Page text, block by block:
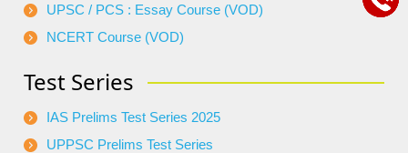
UPSC / PCS : Essay Course (VOD)
NCERT Course (VOD)
Test Series
IAS Prelims Test Series 2025
UPPSC Prelims Test Series